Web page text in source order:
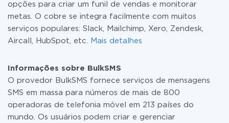
opções para criar um funil de vendas e monitorar
metas. O cobre se integra facilmente com muitos
serviços populares: Slack, Mailchimp, Xero, Zendesk,
Aircall, HubSpot, etc.
Mais detalhes
Informações sobre BulkSMS
O provedor BulkSMS fornece serviços de mensagens
SMS em massa para números de mais de 800
operadoras de telefonia móvel em 213 países do
mundo. Os usuários podem criar e gerenciar